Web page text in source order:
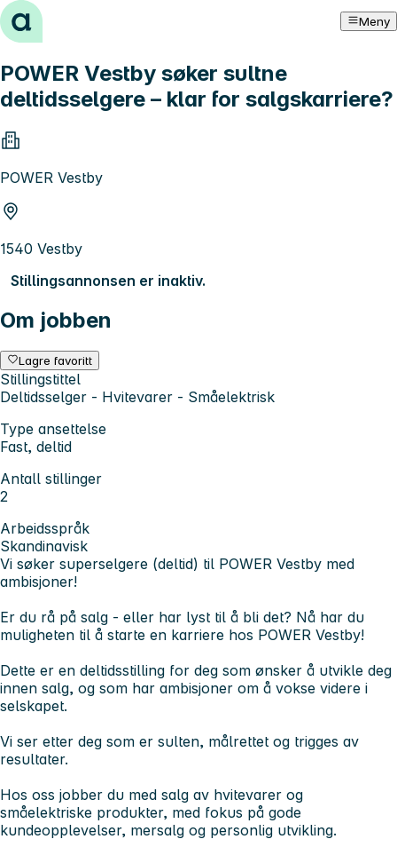
Hopp til innhold Meny
POWER Vestby søker sultne
deltidsselgere – klar for salgskarriere?
POWER Vestby
1540 Vestby
Stillingsannonsen er inaktiv.
Om jobben
Lagre favoritt
Stillingstittel
Deltidsselger - Hvitevarer - Småelektrisk
Type ansettelse
Fast, deltid
Antall stillinger
2
Arbeidsspråk
Skandinavisk
Vi søker superselgere (deltid) til POWER Vestby med
ambisjoner!
Er du rå på salg - eller har lyst til å bli det? Nå har du
muligheten til å starte en karriere hos POWER Vestby!
Dette er en deltidsstilling for deg som ønsker å utvikle deg
innen salg, og som har ambisjoner om å vokse videre i
selskapet.
Vi ser etter deg som er sulten, målrettet og trigges av
resultater.
Hos oss jobber du med salg av hvitevarer og
småelektriske produkter, med fokus på gode
kundeopplevelser, mersalg og personlig utvikling.